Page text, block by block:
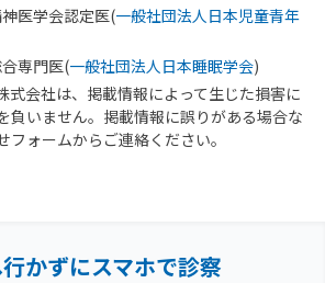
医学会認定医(一般社団法人日本児童青年
専門医(一般社団法人日本睡眠学会)
式会社は、掲載情報によって生じた損害に
負いません。掲載情報に誤りがある場合な
フォームからご連絡ください。
かずにスマホで診察